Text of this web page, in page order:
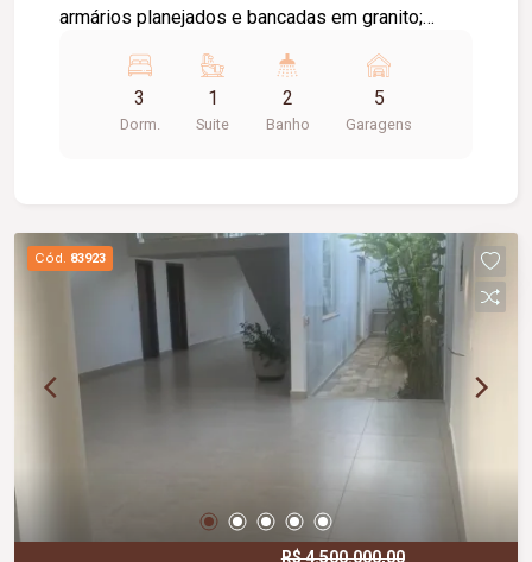
armários planejados e bancadas em granito;
churrasqueira; Aquecedor solar; Câmeras de
segurança;
3
Dorm.
1
Suite
2
Banho
5
Garagens
Cód. 83923
R$ 4.500.000,00